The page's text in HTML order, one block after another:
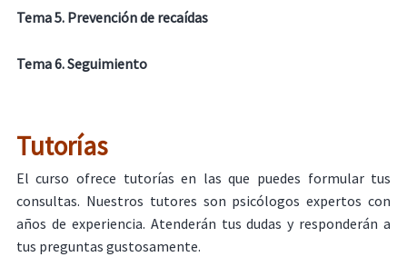
Tema 5. Prevención de recaídas
Tema 6. Seguimiento
Tutorías
El curso ofrece tutorías en las que puedes formular tus
consultas. Nuestros tutores son psicólogos expertos con
años de experiencia. Atenderán tus dudas y responderán a
tus preguntas gustosamente.